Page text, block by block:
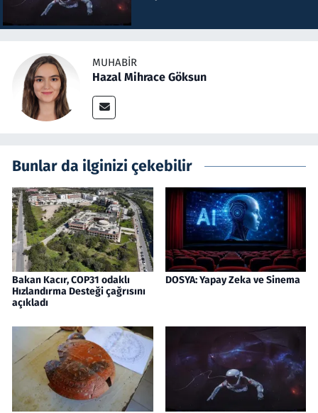
MUHABIR
Hazal Mihrace Göksun
Bunlar da ilginizi çekebilir
Bakan Kacır, COP31 odaklı
Hızlandırma Desteği çağrısını
açıkladı
DOSYA: Yapay Zeka ve Sinema